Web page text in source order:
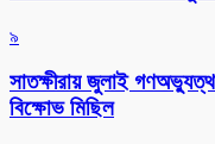
৯
সাতক্ষীরায় জুলাই
বিক্ষোভ মিছিল